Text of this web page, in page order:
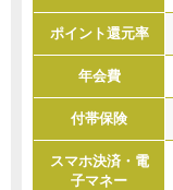
ポイント還元率
年会費
付帯保険
スマホ決済・電
子マネー